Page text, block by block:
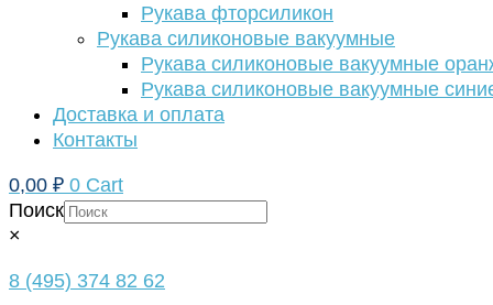
Рукава фторсиликон
Рукава силиконовые вакуумные
Рукава силиконовые вакуумные
Рукава силиконовые вакуумные
Доставка и оплата
Контакты
0,00 ₽ 0 Cart
Поиск
×
8 (495) 374 82 62